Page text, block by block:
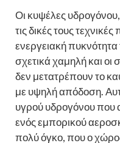
Οι κυψέλες
τις δικές τους
ενεργειακή πυκνότητα
σχετικά χαμηλή και οι
δεν μετατρέπουν το
με υψηλή απόδοση.
υγρού υδρογόνου που
ενός εμπορικού
πολύ όγκο, που ο